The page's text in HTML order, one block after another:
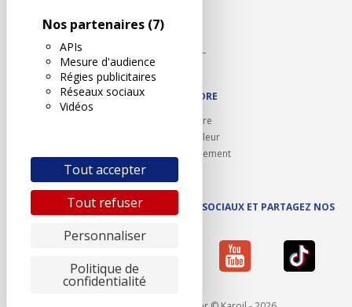
Nos partenaires (7)
APIs
Mesure d'audience
Régies publicitaires
Réseaux sociaux
Vidéos
Tout accepter
Tout refuser
Personnaliser
Politique de
confidentialité
Autodidact
Karoil
Autovision PL
Motovision
NOUS REJOINDRE
Ouvrir un centre
Devenez contrôleur
Carrières et recrutement
SUIVEZ AUTOVISION SUR LES RÉSEAUX SOCIAUX ET PARTAGEZ NOS